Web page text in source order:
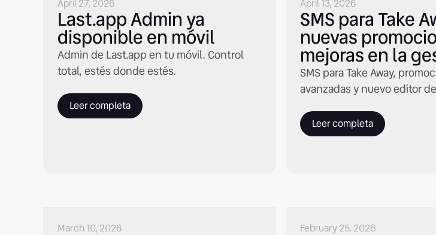
April 27, 2026
Last.app Admin ya
disponible en móvil
Admin de Last.app en tu móvil. Control
total, estés donde estés.
Leer completa
April 13, 2026
SMS para Take
nuevas
mejoras en la
SMS para Take Away,
avanzadas y nuevo editor
Leer completa
March 10, 2026 February 25, 2026